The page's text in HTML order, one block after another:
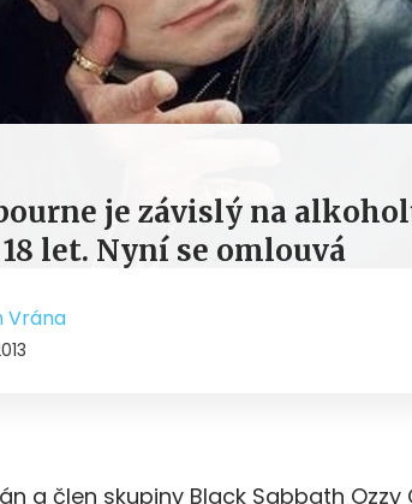
je závislý na
let. Nyní se omlouvá
Vrána
a člen skupiny Black Sabbath Ozzy